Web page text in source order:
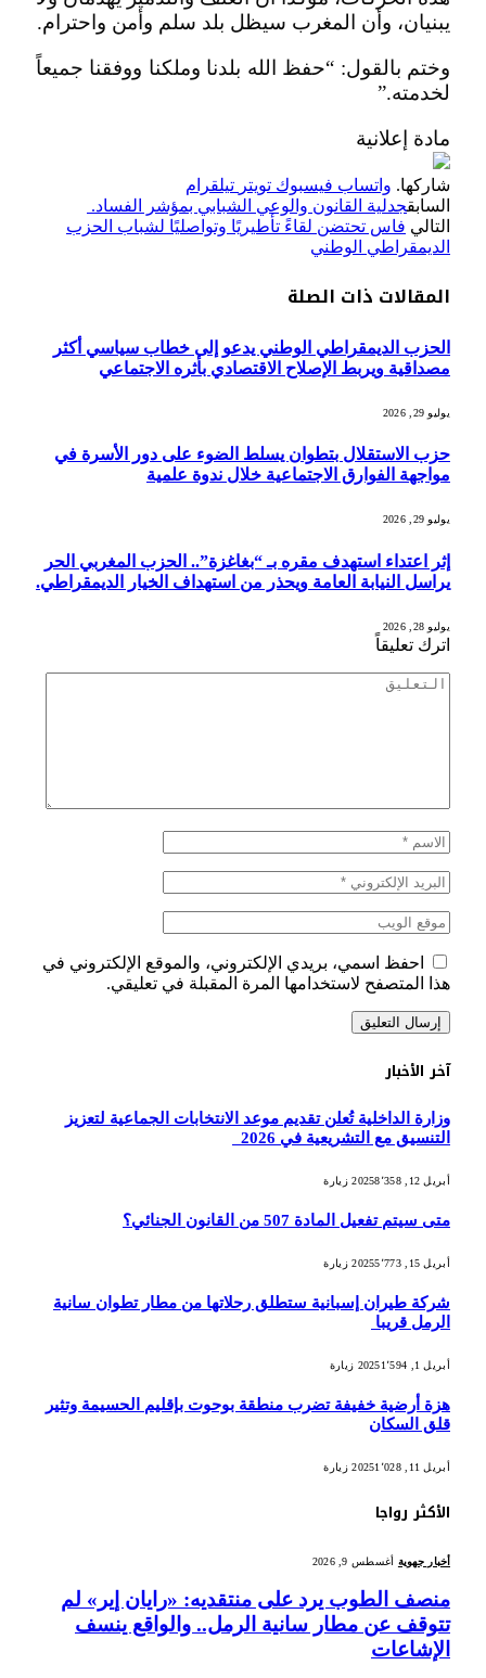
يبنيان، وأن المغرب سيظل بلد سلم وأمن واحترام.
وختم بالقول: “حفظ الله بلدنا وملكنا ووفقنا جميعاً
لخدمته.”
مادة إعلانية
شاركها. واتساب فيسبوك تويتر تيلقرام
السابقجدلية القانون والوعي الشبابي بمؤشر الفساد.
التالي فاس تحتضن لقاءً تأطيريًا وتواصليًا لشباب الحزب
الديمقراطي الوطني
المقالات ذات الصلة
الحزب الديمقراطي الوطني يدعو إلى خطاب سياسي أكثر
مصداقية ويربط الإصلاح الاقتصادي بأثره الاجتماعي
يوليو 29, 2026
حزب الاستقلال بتطوان يسلط الضوء على دور الأسرة في
مواجهة الفوارق الاجتماعية خلال ندوة علمية
يوليو 29, 2026
إثر اعتداء استهدف مقره بـ “بغاغزة”.. الحزب المغربي الحر
يراسل النيابة العامة ويحذر من استهداف الخيار الديمقراطي.
يوليو 28, 2026
اترك تعليقاً
احفظ اسمي، بريدي الإلكتروني، والموقع الإلكتروني في
هذا المتصفح لاستخدامها المرة المقبلة في تعليقي.
آخر الأخبار
وزارة الداخلية تُعلن تقديم موعد الانتخابات الجماعية لتعزيز
التنسيق مع التشريعية في 2026
أبريل 12, 2025 8٬358 زيارة
متى سيتم تفعيل المادة 507 من القانون الجنائي؟
أبريل 15, 2025 5٬773 زيارة
شركة طيران إسبانية ستطلق رحلاتها من مطار تطوان سانية
الرمل قريبا
أبريل 1, 2025 1٬594 زيارة
هزة أرضية خفيفة تضرب منطقة بوحوت بإقليم الحسيمة وتثير
قلق السكان
أبريل 11, 2025 1٬028 زيارة
الأكثر رواجا
أخبار جهوية أغسطس 9, 2026
منصف الطوب يرد على منتقديه: «رايان إير» لم
تتوقف عن مطار سانية الرمل.. والواقع ينسف
الإشاعات